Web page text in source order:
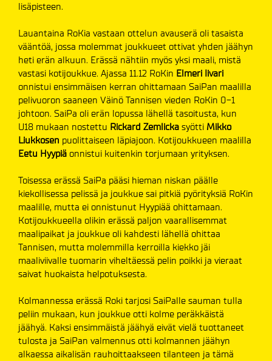
lisäpisteen.
Lauantaina RoKia vastaan ottelun avauserä oli tasaista
vääntöä, jossa molemmat joukkueet ottivat yhden jäähyn
heti erän alkuun. Erässä nähtiin myös yksi maali, mistä
vastasi kotijoukkue. Ajassa 11.12 RoKin Elmeri Iivari
onnistui ensimmäisen kerran ohittamaan SaiPan maalilla
pelivuoron saaneen Väinö Tannisen vieden RoKin 0-1
johtoon. SaiPa oli erän lopussa lähellä tasoitusta, kun
U18 mukaan nostettu Rickard Zemlicka syötti Mikko
Liukkosen puolittaiseen läpiajoon. Kotijoukkueen maalilla
Eetu Hyypiä onnistui kuitenkin torjumaan yrityksen.
Toisessa erässä SaiPa pääsi hieman niskan päälle
kiekollisessa pelissä ja joukkue sai pitkiä pyörityksiä RoKin
maalille, mutta ei onnistunut Hyypiää ohittamaan.
Kotijoukkueella olikin erässä paljon vaarallisemmat
maalipaikat ja joukkue oli kahdesti lähellä ohittaa
Tannisen, mutta molemmilla kerroilla kiekko jäi
maaliviivalle tuomarin viheltäessä pelin poikki ja vieraat
saivat huokaista helpotuksesta.
Kolmannessa erässä Roki tarjosi SaiPalle sauman tulla
peliin mukaan, kun joukkue otti kolme peräkkäistä
jäähyä. Kaksi ensimmäistä jäähyä eivät vielä tuottaneet
tulosta ja SaiPan valmennus otti kolmannen jäähyn
alkaessa aikalisän rauhoittaakseen tilanteen ja tämä